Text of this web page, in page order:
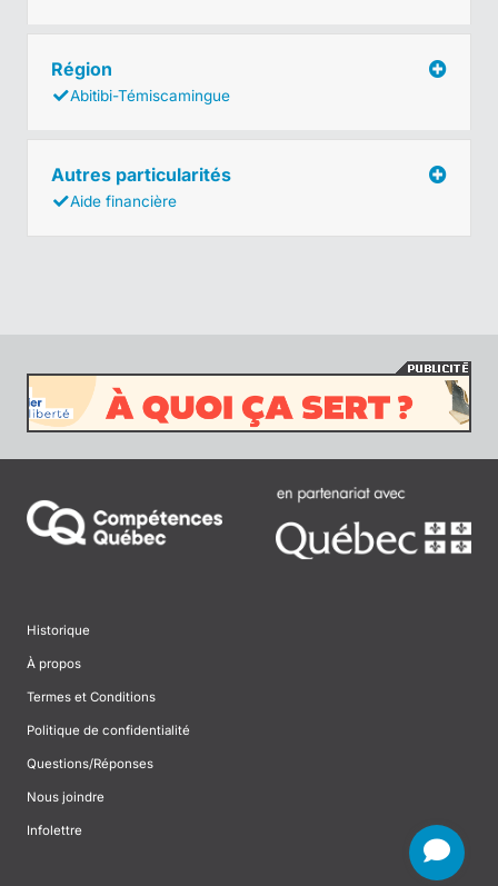
Région
Abitibi-Témiscamingue
Autres particularités
Aide financière
Historique
À propos
Termes et Conditions
Politique de confidentialité
Questions/Réponses
Nous joindre
Infolettre